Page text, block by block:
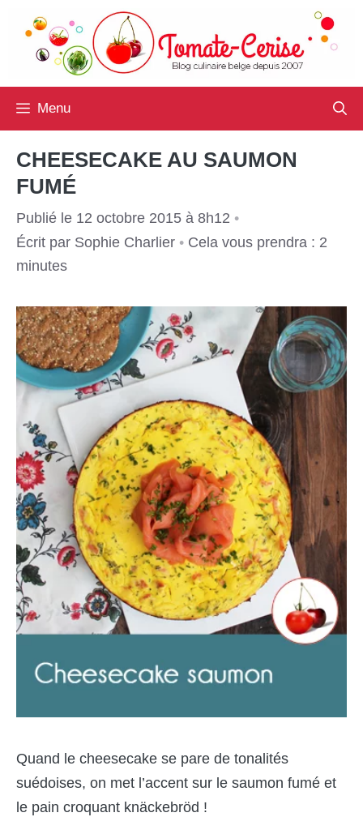
contenu
Menu
CHEESECAKE AU SAUMON
FUMÉ
Publié le 12 octobre 2015 à 8h12 •
Écrit par Sophie Charlier • Cela vous prendra : 2
minutes
Quand le cheesecake se pare de tonalités
suédoises, on met l’accent sur le saumon fumé et
le pain croquant knäckebröd !